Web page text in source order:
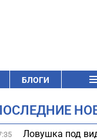
БЛОГИ
Ловушка под